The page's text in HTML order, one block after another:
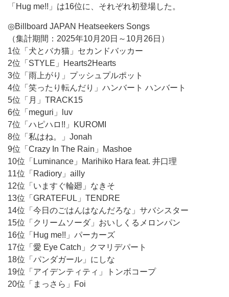
「Hug me!!」は16位に、それぞれ初登場した。
◎Billboard JAPAN Heatseekers Songs
（集計期間：2025年10月20日～10月26日）
1位「犬とバカ猫」セカンドバッカー
2位「STYLE」Hearts2Hearts
3位「雨上がり」プッシュプルポット
4位「笑ったり転んだり」ハンバート ハンバート
5位「月」TRACK15
6位「meguri」luv
7位「ハピハロ!!」KUROMI
8位「私はね。」Jonah
9位「Crazy In The Rain」Mashoe
10位「Luminance」Marihiko Hara feat. 井口理
11位「Radiory」ailly
12位「いますぐ輪廻」なきそ
13位「GRATEFUL」TENDRE
14位「今日のごはんはなんだろな」サバシスター
15位「クリームソーダ」おいしくるメロンパン
16位「Hug me!!」パーカーズ
17位「愛 Eye Catch」クマリデパート
18位「パンダガール」にしな
19位「アイデンティティ」トンボコープ
20位「まっさら」Foi